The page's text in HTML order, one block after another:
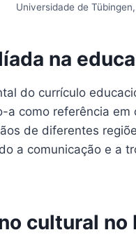
Universidade de
na
do currículo
a como referência
de diferentes
a comunicação e a
cultural no